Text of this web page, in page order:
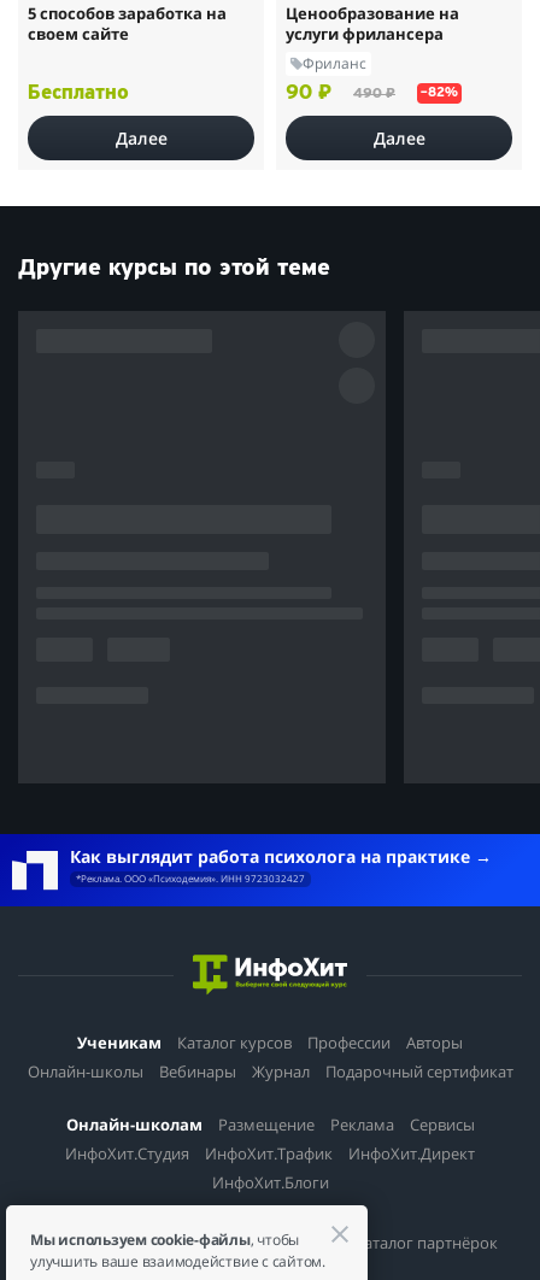
5 способов заработка на
своем сайте
Бесплатно
Далее
Ценообразование на
услуги фрилансера
Фриланс
90 ₽ 490 ₽ –82%
Далее
Другие курсы по этой теме
Как выглядит работа психолога на практике
*Реклама. ООО «Психодемия». ИНН 9723032427
Ученикам Каталог курсов Профессии
Авторы
Онлайн-школы
Вебинары Журнал Подарочный сертификат
Онлайн-школам Размещение Реклама
Сервисы
ИнфоХит.Студия
ИнфоХит.Трафик
ИнфоХит.Директ
ИнфоХит.Блоги
Партнерам Партнерская программа Каталог партнёрок
Мы используем cookie-файлы, чтобы
улучшить ваше взаимодействие с сайтом.